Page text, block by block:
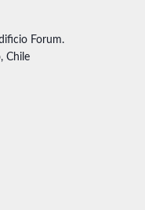
Forum.
Chile